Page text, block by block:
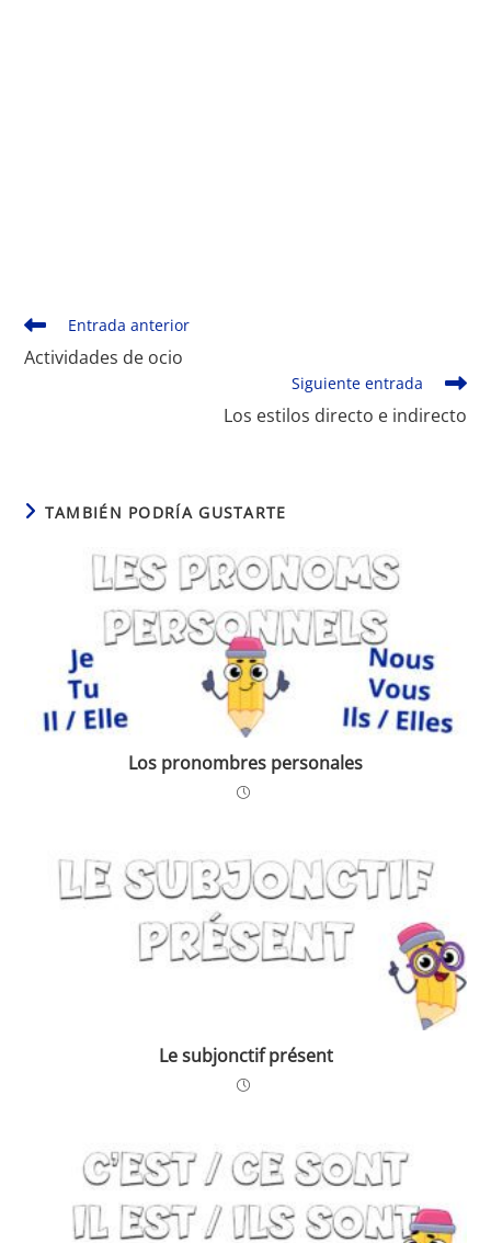
Leer
artículos
Entrada anterior
Actividades de ocio
Siguiente entrada
Los estilos directo e indirecto
TAMBIÉN PODRÍA GUSTARTE
Los pronombres personales
Le subjonctif présent